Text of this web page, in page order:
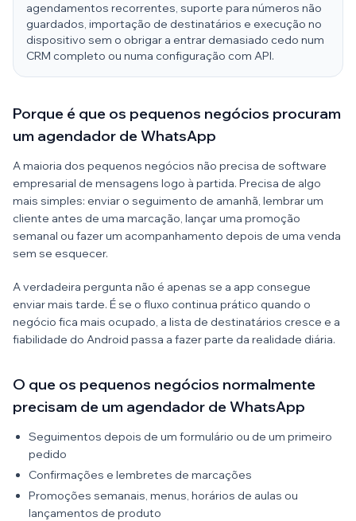
agendamentos recorrentes, suporte para números não
guardados, importação de destinatários e execução no
dispositivo sem o obrigar a entrar demasiado cedo num
CRM completo ou numa configuração com API.
Porque é que os pequenos negócios procuram
um agendador de WhatsApp
A maioria dos pequenos negócios não precisa de software
empresarial de mensagens logo à partida. Precisa de algo
mais simples: enviar o seguimento de amanhã, lembrar um
cliente antes de uma marcação, lançar uma promoção
semanal ou fazer um acompanhamento depois de uma venda
sem se esquecer.
A verdadeira pergunta não é apenas se a app consegue
enviar mais tarde. É se o fluxo continua prático quando o
negócio fica mais ocupado, a lista de destinatários cresce e a
fiabilidade do Android passa a fazer parte da realidade diária.
O que os pequenos negócios normalmente
precisam de um agendador de WhatsApp
Seguimentos depois de um formulário ou de um primeiro
pedido
Confirmações e lembretes de marcações
Promoções semanais, menus, horários de aulas ou
lançamentos de produto